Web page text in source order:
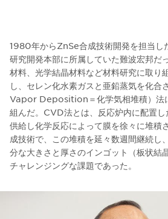
1980年からZnSe合成技術開発を担当し
研究開発本部に所属していた難波宏邦だ
材料、光学結晶材料など材料研究に取り
し、セレン化水素ガスと亜鉛蒸気を化
Vapor Deposition＝化学気相堆積）法
組んだ。CVD法とは、反応炉内に配置
供給し化学反応によって膜を徐々に堆積
成技術で、この堆積を延々数週間継続し
分な大きさと厚さのインゴット（板状結
チャレンジングな課題であった。